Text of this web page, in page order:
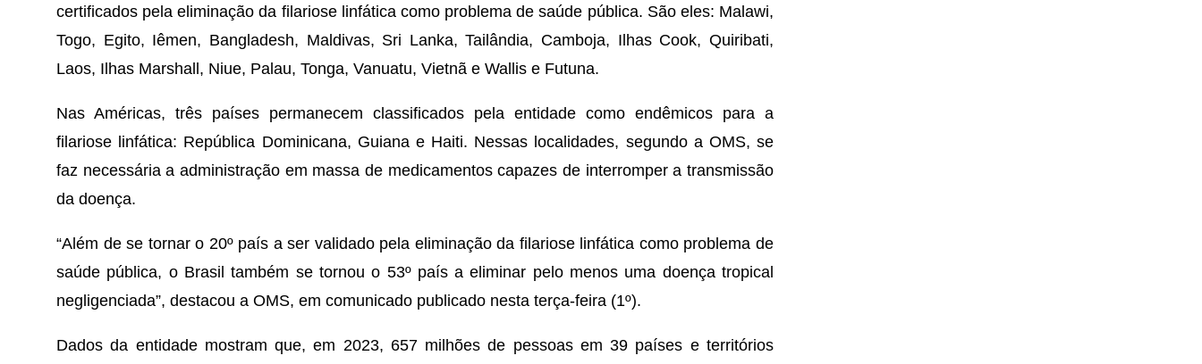
certificados pela eliminação da filariose linfática como problema de saúde pública. São eles: Malawi,
Togo, Egito, Iêmen, Bangladesh, Maldivas, Sri Lanka, Tailândia, Camboja, Ilhas Cook, Quiribati,
Laos, Ilhas Marshall, Niue, Palau, Tonga, Vanuatu, Vietnã e Wallis e Futuna.
Nas Américas, três países permanecem classificados pela entidade como endêmicos para a
filariose linfática: República Dominicana, Guiana e Haiti. Nessas localidades, segundo a OMS, se
faz necessária a administração em massa de medicamentos capazes de interromper a transmissão
da doença.
“Além de se tornar o 20º país a ser validado pela eliminação da filariose linfática como problema de
saúde pública, o Brasil também se tornou o 53º país a eliminar pelo menos uma doença tropical
negligenciada”, destacou a OMS, em comunicado publicado nesta terça-feira (1º).
Dados da entidade mostram que, em 2023, 657 milhões de pessoas em 39 países e territórios